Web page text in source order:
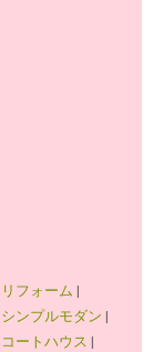
リフォーム |
シンプルモダン |
コートハウス |